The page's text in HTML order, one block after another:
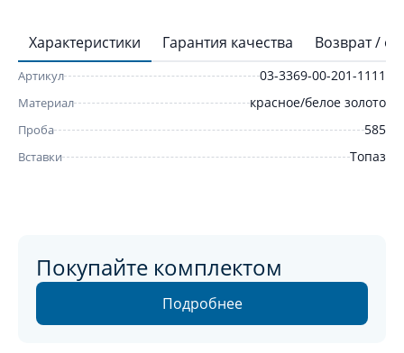
Характеристики Гарантия качества Возврат /
Артикул 03-3369-00-201-1111
Материал красное/белое золото
Проба 585
Вставки Топаз
Покупайте комплектом
Подробнее